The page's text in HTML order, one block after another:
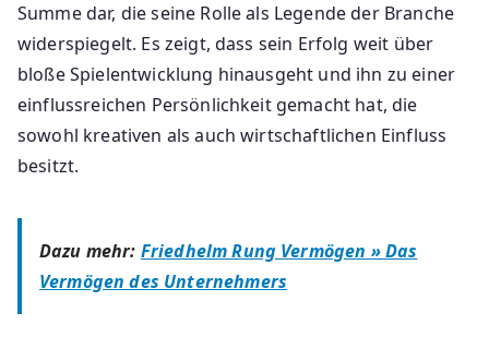
Summe dar, die seine Rolle als Legende der Branche
widerspiegelt. Es zeigt, dass sein Erfolg weit über
bloße Spielentwicklung hinausgeht und ihn zu einer
einflussreichen Persönlichkeit gemacht hat, die
sowohl kreativen als auch wirtschaftlichen Einfluss
besitzt.
Dazu mehr: Friedhelm Rung Vermögen » Das
Vermögen des Unternehmers